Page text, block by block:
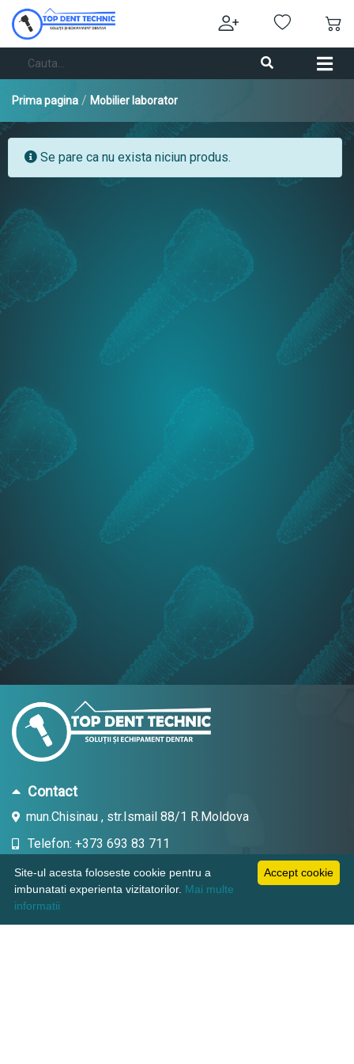
Prima pagina / Mobilier laborator
Se pare ca nu exista niciun produs.
Contact
mun.Chisinau , str.Ismail 88/1 R.Moldova
Telefon: +373 693 83 711
Email: topdent.technic@gmail.com
Accept cookie
Site-ul acesta foloseste cookie pentru a
imbunatati experienta vizitatorilor. Mai multe
informatii